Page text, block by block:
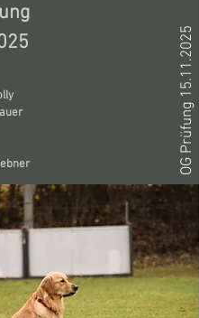
OG Prüfung 15.11.2025